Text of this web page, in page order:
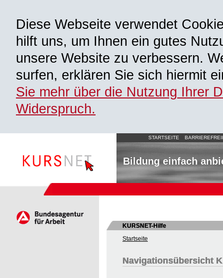
Diese Webseite verwendet
hilft uns, um Ihnen ein gutes
unsere Website zu verbessern.
surfen, erklären Sie sich hiermit
Sie mehr über die Nutzung Ihrer
Widerspruch.
STARTSEITE
Bildung einfach
KURSNET-Hilfe
Startseite
Navigationsübersicht